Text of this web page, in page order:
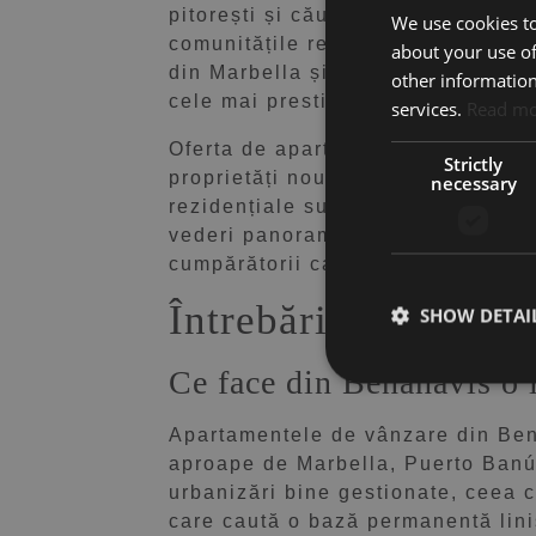
pitorești și căutate locații din
comunitățile rezidențiale
din Marbella și Estepona. Satul
cele mai prestigioase stațiuni de
Oferta de apartamente din
proprietăți nou construite cu
rezidențiale sunt situate în zone
vederi panoramice asupra
cumpărătorii care caută un
Întrebări frecvente:
Ce face din Benahavís o
Apartamentele de vânzare din
aproape de Marbella, Puerto
urbanizări bine gestionate, ceea
care caută o bază permanentă
We use cookies
about your use
other
services. Read
Strictly
necessary
SHOW